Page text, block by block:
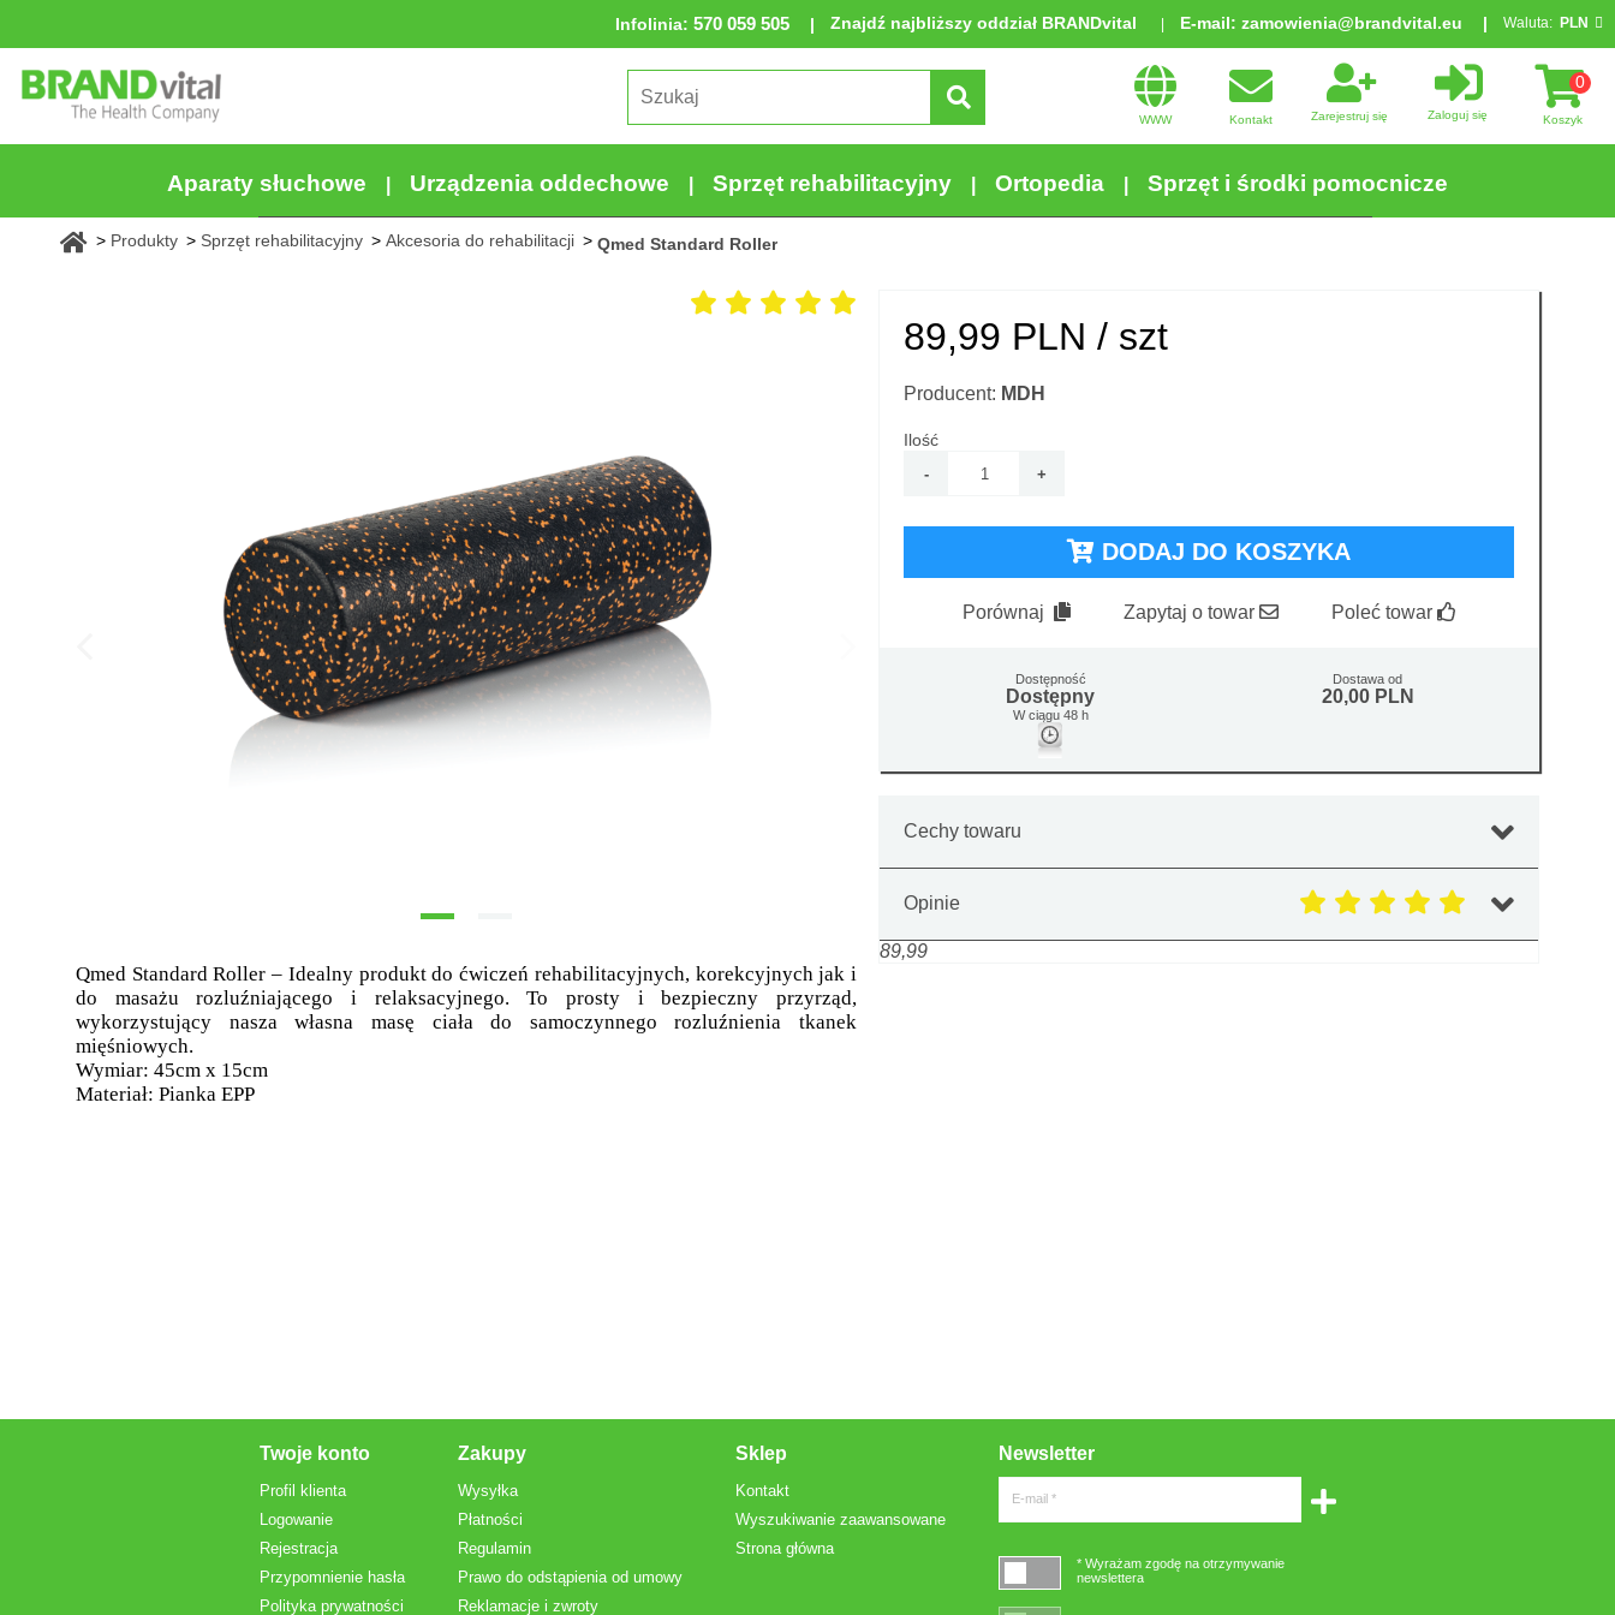
Infolinia: 570 059 505 Znajdź najbliższy oddział BRANDvital E-mail: zamowienia@brandvital.eu Waluta: PLN
WWW Kontakt Zarejestruj się Zaloguj się
0
Koszyk
Aparaty słuchowe Urządzenia oddechowe Sprzęt rehabilitacyjny Ortopedia Sprzęt i środki pomocnicze
Produkty Sprzęt rehabilitacyjny Akcesoria do rehabilitacji Qmed Standard Roller
Qmed Standard Roller – Idealny produkt do ćwiczeń rehabilitacyjnych, korekcyjnych jak i
do masażu rozluźniającego i relaksacyjnego. To prosty i bezpieczny przyrząd,
wykorzystujący nasza własna masę ciała do samoczynnego rozluźnienia tkanek
mięśniowych.
Wymiar: 45cm x 15cm
Materiał: Pianka EPP
89,99 PLN / szt
Producent: MDH
Ilość
DODAJ DO KOSZYKA
Porównaj Zapytaj o towar Poleć towar
Dostępność
Dostępny
W ciągu 48 h
Dostawa od
20,00 PLN
Cechy towaru
Opinie
89,99
Twoje konto
Profil klienta
Logowanie
Rejestracja
Przypomnienie hasła
Polityka prywatności
Zakupy
Wysyłka
Płatności
Regulamin
Prawo do odstąpienia od umowy
Reklamacje i zwroty
Sklep
Kontakt
Wyszukiwanie zaawansowane
Strona główna
Newsletter
E-mail *
* Wyrażam zgodę na otrzymywanie
newslettera